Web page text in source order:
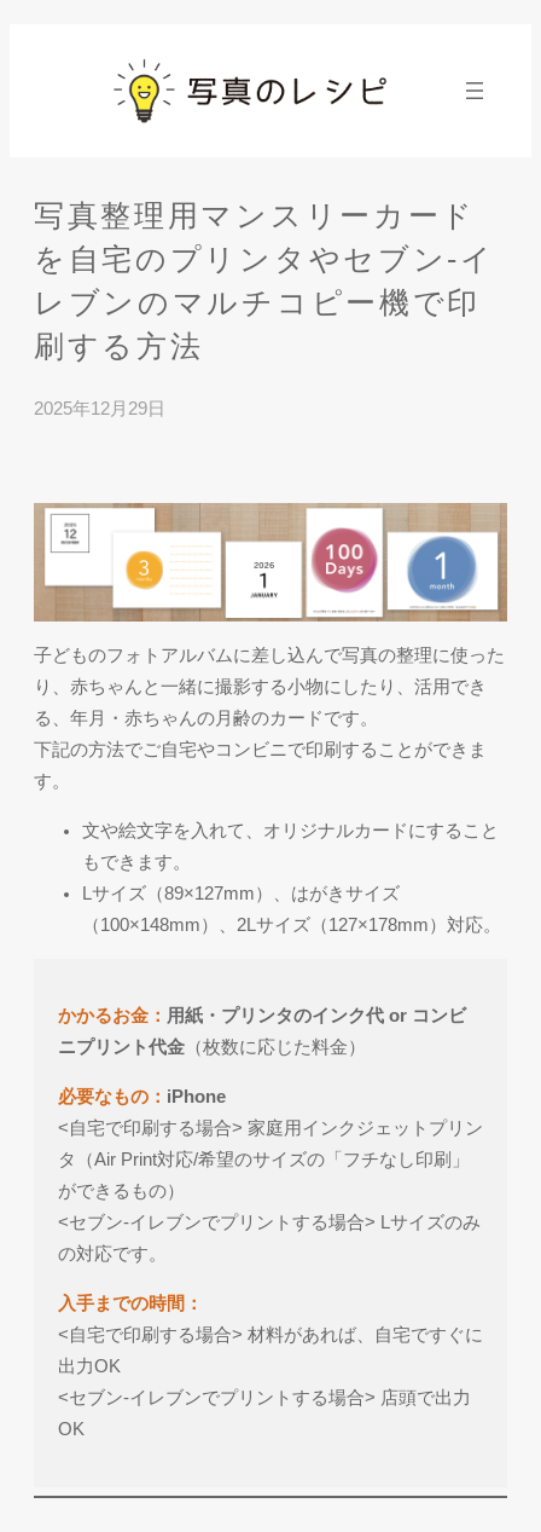
写真整理用マンスリーカード
を自宅のプリンタやセブン-イ
レブンのマルチコピー機で印
刷する方法
2025年12月29日
子どものフォトアルバムに差し込んで写真の整理に使った
り、赤ちゃんと一緒に撮影する小物にしたり、活用でき
る、年月・赤ちゃんの月齢のカードです。
下記の方法でご自宅やコンビニで印刷することができま
す。
文や絵文字を入れて、オリジナルカードにすること
もできます。
Lサイズ（89×127mm）、はがきサイズ
（100×148mm）、2Lサイズ（127×178mm）対応。
かかるお金： 用紙・プリンタのインク代 or コンビ
ニプリント代金 （枚数に応じた料金）
必要なもの： iPhone
<自宅で印刷する場合> 家庭用インクジェットプリン
タ（Air Print対応/希望のサイズの「フチなし印刷」
ができるもの）
<セブン-イレブンでプリントする場合> Lサイズのみ
の対応です。
入手までの時間：
<自宅で印刷する場合> 材料があれば、自宅ですぐに
出力OK
<セブン-イレブンでプリントする場合> 店頭で出力
OK